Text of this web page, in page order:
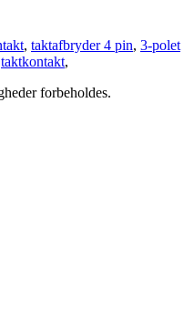
, taktafbryder 4 pin, 3-polet
taktkontakt,
forbeholdes.